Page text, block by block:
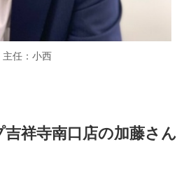
主任：小西
祥寺南口店の加藤さん